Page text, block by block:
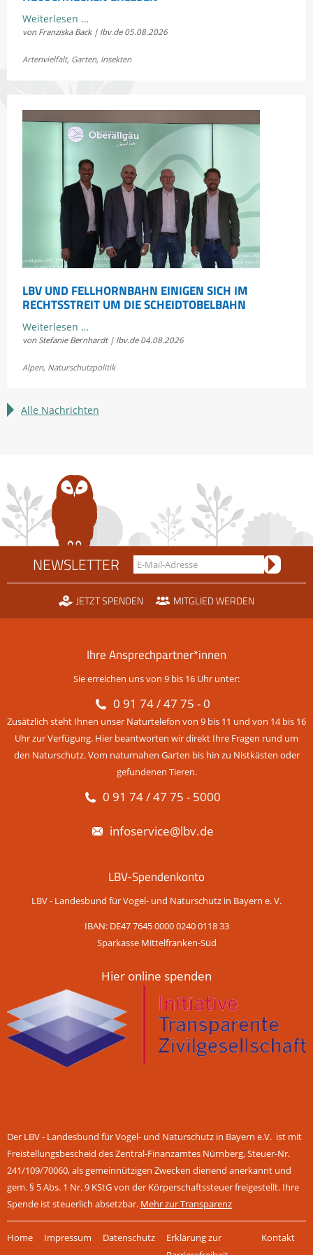
Weiterlesen …Kostenloses
Sommerkonzert:
von Franziska Back | lbv.de 05.08.2026
Artenvielfalt, Garten, Insekten
LBV UND FELLHORNBAHN EINIGEN SICH IM
RECHTSSTREIT UM DIE SCHEIDTOBELBAHN
Weiterlesen …LBV
und
einigen
im
Scheidtobelbahn
von Stefanie Bernhardt | lbv.de 04.08.2026
Alpen, Naturschutzpolitik
Alle Nachrichten
NEWSLETTER
JETZT SPENDEN MITGLIED WERDEN
Ihre Ansprechpartner*innen
Sie erreichen uns von 9 bis 16 Uhr unter:
0 91 74 / 47 75 - 0
Zusätzlich steht Ihnen unser Naturtelefon von 9 bis 11 und von 14 bis 16
Uhr zur Verfügung. Hier beantworten wir direkt Ihre Fragen rund um
den Naturschutz. Vom naturnahen Garten bis hin zu Nistkästen oder
gefundenen Tieren.
0 91 74 / 47 75 - 5000
infoservice@lbv.de
LBV-Spendenkonto
LBV - Landesbund für Vogel- und Naturschutz in Bayern e. V.
IBAN: DE47 7645 0000 0240 0118 33
Sparkasse Mittelfranken-Süd
Hier online spenden
Der LBV - Landesbund für Vogel- und Naturschutz in Bayern e.V. ist mit
Freistellungsbescheid des Zentral-Finanzamtes Nürnberg, Steuer-Nr.
241/109/70060, als gemeinnützigen Zwecken dienend anerkannt und
gem. § 5 Abs. 1 Nr. 9 KStG von der Körperschaftssteuer freigestellt. Ihre
Spende ist steuerlich absetzbar. Mehr zur Transparenz
überspringen
Home Impressum Datenschutz
Erklärung zur
Kontakt